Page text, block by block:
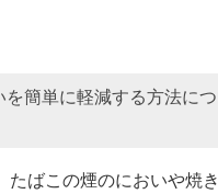
簡単に軽減する方法に
たばこの煙のにおいや焼